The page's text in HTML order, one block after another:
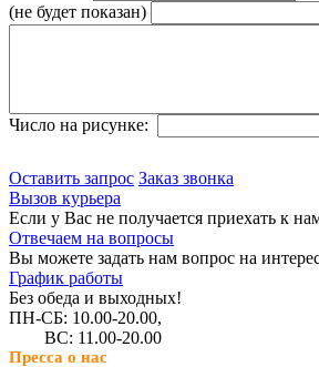
(не будет показан)
Число на рисунке:
Оставить запрос Заказ звонка
Вызов курьера
Если у Вас не получается приехать к
Отвечаем на вопросы
Вы можете задать нам вопрос на
График работы
Без обеда и выходных!
ПН-СБ: 10.00-20.00,
ВС: 11.00-20.00
Пресса о нас